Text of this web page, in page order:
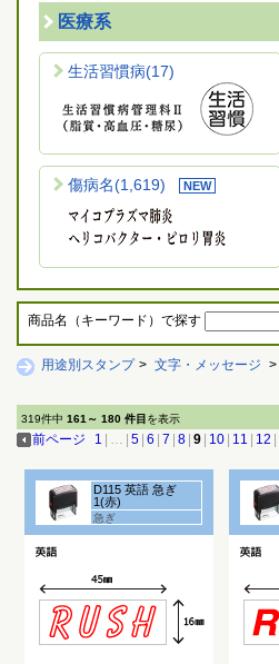
医療系
生活習慣病(17)
傷病名(1,619)
商品名（キーワード）で探す
用途別スタンプ > 文字・メッセージ >
319件中 161～ 180 件目 を表示
前ページ 1 … 5 6 7 8 9 10 11 12
D115 英語 急ぎ
1(赤)
急ぎ